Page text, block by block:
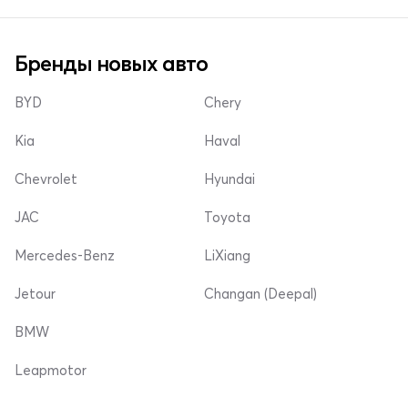
Бренды новых авто
BYD
Kia
Chevrolet
Chery
Haval
Hyundai
JAC
Mercedes-Benz
Jetour
Toyota
LiXiang
Changan (Deepal)
BMW
Leapmotor